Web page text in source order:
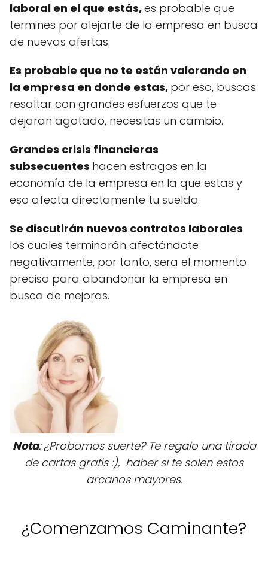
laboral en el que estás,es probable que
termines por alejarte de la empresa en busca
de nuevas ofertas.
Es probable que no te están valorando en
la empresa en donde estas, por eso, buscas
resaltar con grandes esfuerzos que te
dejaran agotado, necesitas un cambio.
Grandes crisis financieras
subsecuentes hacen estragos en la
economía de la empresa en la que estas y
eso afecta directamente tu sueldo.
Se discutirán nuevos contratos laborales
los cuales terminarán afectándote
negativamente, por tanto, sera el momento
preciso para abandonar la empresa en
busca de mejoras.
Nota: ¿Probamos suerte? Te regalo una tirada
de cartas gratis :), haber si te salen estos
arcanos mayores.
¿Comenzamos Caminante?